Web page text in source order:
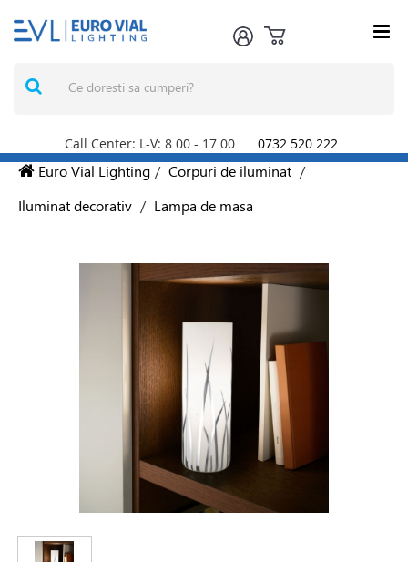
Call Center: L-V: 8 00 - 17 00 0732 520 222
Euro Vial Lighting / Corpuri de iluminat /
Iluminat decorativ / Lampa de masa